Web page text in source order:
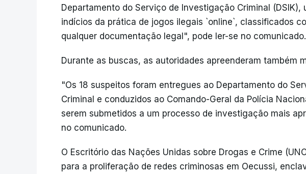
Departamento do Serviço de Investigação Criminal (DSIK),
indícios da prática de jogos ilegais `online`, classificados
qualquer documentação legal", pode ler-se no comunicado.
Durante as buscas, as autoridades apreenderam também
"Os 18 suspeitos foram entregues ao Departamento do
Criminal e conduzidos ao Comando-Geral da Polícia
serem submetidos a um processo de investigação mais
no comunicado.
O Escritório das Nações Unidas sobre Drogas e Crime
para a proliferação de redes criminosas em Oecussi,